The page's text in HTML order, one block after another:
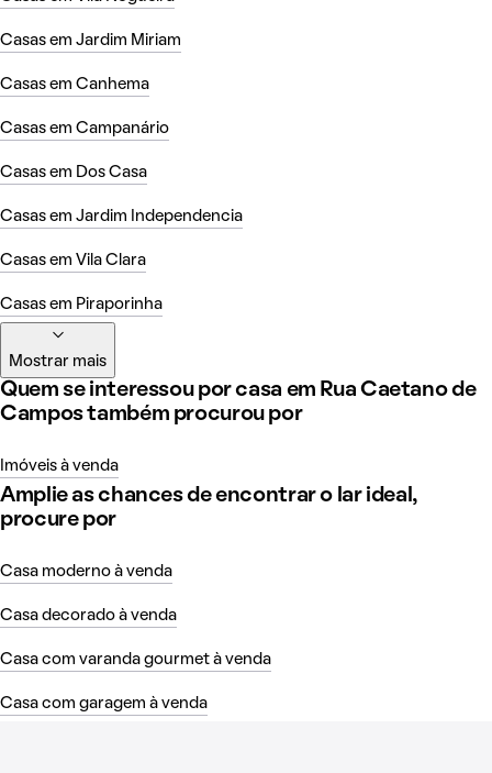
Casas em Jardim Miriam
Casas em Canhema
Casas em Campanário
Casas em Dos Casa
Casas em Jardim Independencia
Casas em Vila Clara
Casas em Piraporinha
Mostrar mais
Quem se interessou por casa em Rua Caetano de
Campos também procurou por
Imóveis à venda
Amplie as chances de encontrar o lar ideal,
procure por
Casa moderno à venda
Casa decorado à venda
Casa com varanda gourmet à venda
Casa com garagem à venda